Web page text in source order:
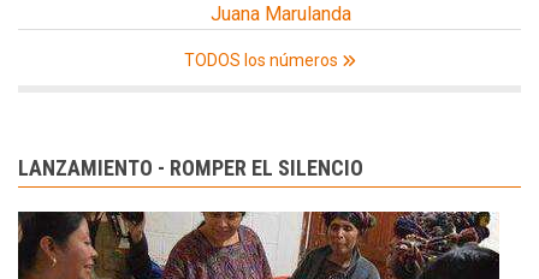
Juana Marulanda
TODOS los números
LANZAMIENTO - ROMPER EL SILENCIO